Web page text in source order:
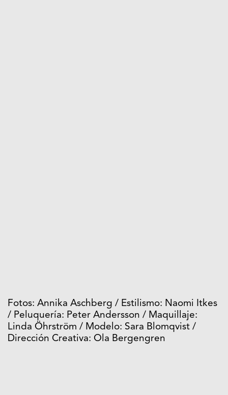
Fotos: Annika Aschberg / Estilismo: Naomi Itkes
/ Peluquería: Peter Andersson / Maquillaje:
Linda Öhrström / Modelo: Sara Blomqvist /
Dirección Creativa: Ola Bergengren